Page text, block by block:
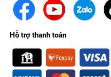
Hỗ trợ thanh toán